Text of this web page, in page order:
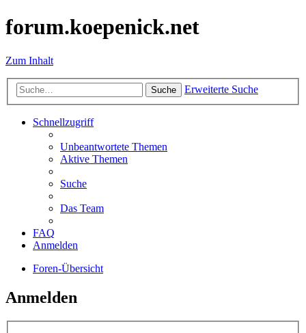
forum.koepenick.net
Zum Inhalt
Suche Erweiterte Suche
Schnellzugriff
Unbeantwortete Themen
Aktive Themen
Suche
Das Team
FAQ
Anmelden
Foren-Übersicht
Anmelden